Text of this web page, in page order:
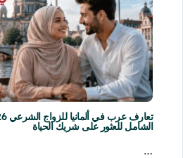
الشامل للعثور على شريك الحياة
…